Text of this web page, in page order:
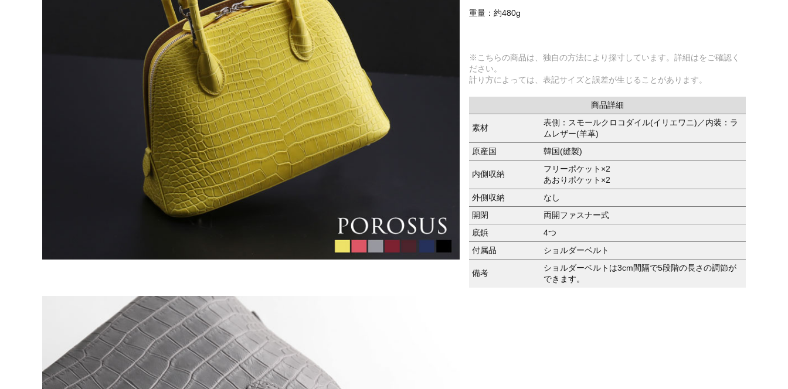
重量：約480g
※こちらの商品は、独自の方法により採寸しています。詳細はをご確認く
ださい。
計り方によっては、表記サイズと誤差が生じることがあります。
商品詳細
素材
表側：スモールクロコダイル(イリエワニ)／内装：ラ
ムレザー(羊革)
原産国
韓国(縫製)
内側収納
フリーポケット×2
あおりポケット×2
外側収納
なし
開閉
両開ファスナー式
底鋲
4つ
付属品
ショルダーベルト
備考
ショルダーベルトは3cm間隔で5段階の長さの調節が
できます。